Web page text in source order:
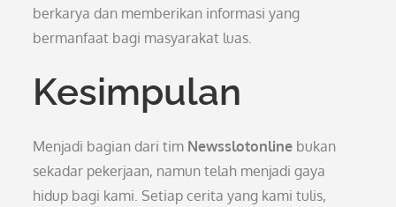
berkarya dan memberikan informasi yang
bermanfaat bagi masyarakat luas.
Kesimpulan
Menjadi bagian dari tim Newsslotonline bukan
sekadar pekerjaan, namun telah menjadi gaya
hidup bagi kami. Setiap cerita yang kami tulis,